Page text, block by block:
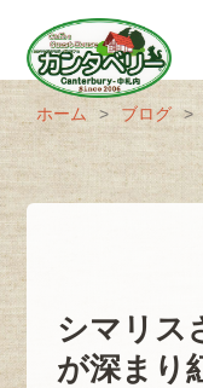
ホーム > ブログ >
シマリス
が深まり